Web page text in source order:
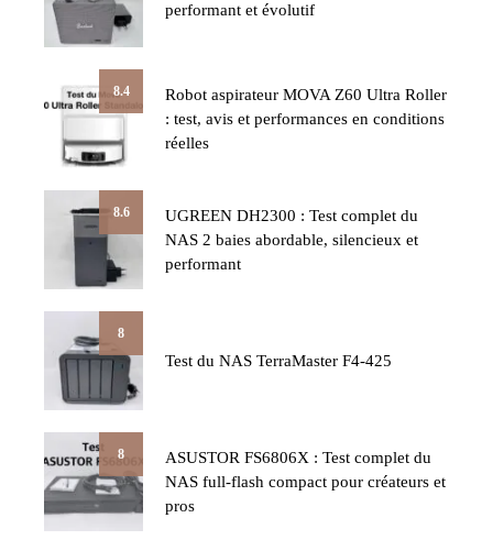
performant et évolutif
8.4
Robot aspirateur MOVA Z60 Ultra Roller
: test, avis et performances en conditions
réelles
8.6
UGREEN DH2300 : Test complet du
NAS 2 baies abordable, silencieux et
performant
8
Test du NAS TerraMaster F4-425
8
ASUSTOR FS6806X : Test complet du
NAS full-flash compact pour créateurs et
pros